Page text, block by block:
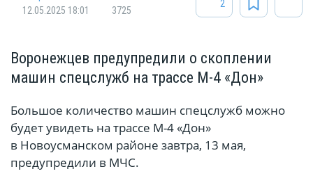
12.05.2025 18:01
3725
2
Воронежцев предупредили о скоплении
машин спецслужб на трассе М-4 «Дон»
Большое количество машин спецслужб можно
будет увидеть на трассе М-4 «Дон»
в Новоусманском районе завтра, 13 мая,
предупредили в МЧС.